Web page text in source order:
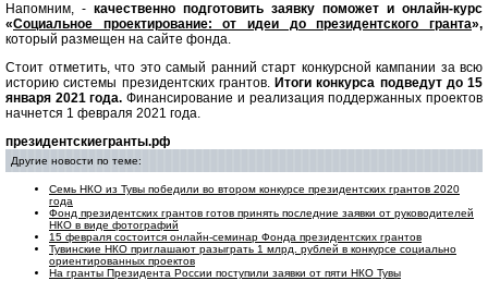
Напомним, - качественно подготовить заявку поможет и онлайн-курс
«Социальное проектирование: от идеи до президентского гранта»,
который размещен на сайте фонда.
Стоит отметить, что это самый ранний старт конкурсной кампании за всю
историю системы президентских грантов. Итоги конкурса подведут до 15
января 2021 года.Финансирование и реализация поддержанных проектов
начнется 1 февраля 2021 года.
президентскиегранты.рф
Другие новости по теме:
Семь НКО из Тувы победили во втором конкурсе президентских грантов 2020
года
Фонд президентских грантов готов принять последние заявки от руководителей
НКО в виде фотографий
15 февраля состоится онлайн-семинар Фонда президентских грантов
Тувинские НКО приглашают разыграть 1 млрд. рублей в конкурсе социально
ориентированных проектов
На гранты Президента России поступили заявки от пяти НКО Тувы